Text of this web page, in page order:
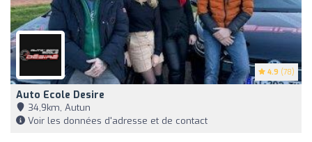
4.9 (78)
Auto Ecole Desire
34,9km, Autun
Voir les données d'adresse et de contact